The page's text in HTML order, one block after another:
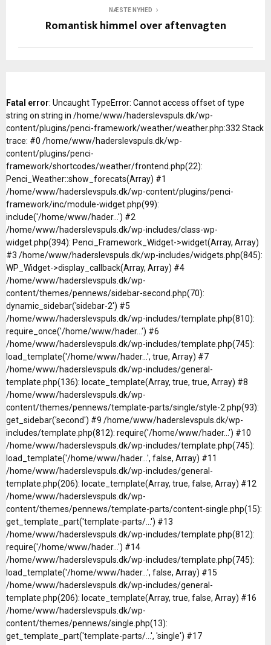
NÆSTE NYHED
Romantisk himmel over aftenvagten
Fatal error: Uncaught TypeError: Cannot access offset of type
string on string in /home/www/haderslevspuls.dk/wp-
content/plugins/penci-framework/weather/weather.php:332 Stack
trace: #0 /home/www/haderslevspuls.dk/wp-
content/plugins/penci-
framework/shortcodes/weather/frontend.php(22):
Penci_Weather::show_forecats(Array) #1
/home/www/haderslevspuls.dk/wp-content/plugins/penci-
framework/inc/module-widget.php(99):
include('/home/www/hader...') #2
/home/www/haderslevspuls.dk/wp-includes/class-wp-
widget.php(394): Penci_Framework_Widget->widget(Array, Array)
#3 /home/www/haderslevspuls.dk/wp-includes/widgets.php(845):
WP_Widget->display_callback(Array, Array) #4
/home/www/haderslevspuls.dk/wp-
content/themes/pennews/sidebar-second.php(70):
dynamic_sidebar('sidebar-2') #5
/home/www/haderslevspuls.dk/wp-includes/template.php(810):
require_once('/home/www/hader...') #6
/home/www/haderslevspuls.dk/wp-includes/template.php(745):
load_template('/home/www/hader...', true, Array) #7
/home/www/haderslevspuls.dk/wp-includes/general-
template.php(136): locate_template(Array, true, true, Array) #8
/home/www/haderslevspuls.dk/wp-
content/themes/pennews/template-parts/single/style-2.php(93):
get_sidebar('second') #9 /home/www/haderslevspuls.dk/wp-
includes/template.php(812): require('/home/www/hader...') #10
/home/www/haderslevspuls.dk/wp-includes/template.php(745):
load_template('/home/www/hader...', false, Array) #11
/home/www/haderslevspuls.dk/wp-includes/general-
template.php(206): locate_template(Array, true, false, Array) #12
/home/www/haderslevspuls.dk/wp-
content/themes/pennews/template-parts/content-single.php(15):
get_template_part('template-parts/...') #13
/home/www/haderslevspuls.dk/wp-includes/template.php(812):
require('/home/www/hader...') #14
/home/www/haderslevspuls.dk/wp-includes/template.php(745):
load_template('/home/www/hader...', false, Array) #15
/home/www/haderslevspuls.dk/wp-includes/general-
template.php(206): locate_template(Array, true, false, Array) #16
/home/www/haderslevspuls.dk/wp-
content/themes/pennews/single.php(13):
get_template_part('template-parts/...', 'single') #17